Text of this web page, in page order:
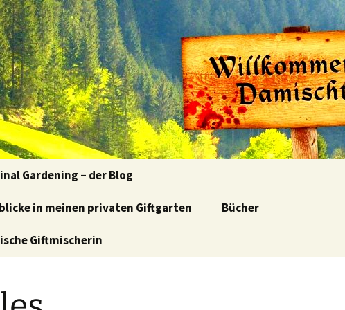
im Damischtal
kriminelle Lesereise von Klaudia Blasl
Gardening – der Blog
Blumen, böse
in meinen privaten Giftgarten Bücher
Giftmischerin